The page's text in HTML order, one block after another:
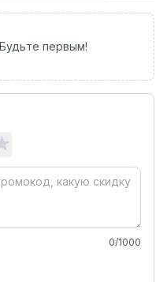
первым!
0/1000